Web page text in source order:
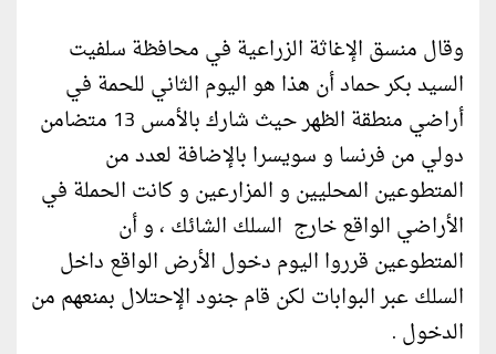
وقال منسق الإغاثة الزراعية في محافظة سلفيت
السيد بكر حماد أن هذا هو اليوم الثاني للحمة في
أراضي منطقة الظهر حيث شارك بالأمس 13 متضامن
دولي من فرنسا و سويسرا بالإضافة لعدد من
المتطوعين المحليين و المزارعين و كانت الحملة في
الأراضي الواقع خارج السلك الشائك ، و أن
المتطوعين قرروا اليوم دخول الأرض الواقع داخل
السلك عبر البوابات لكن قام جنود الإحتلال بمنعهم من
الدخول .